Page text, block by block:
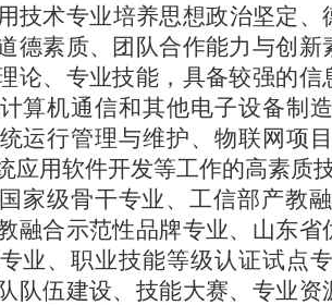
技术专业培养思想政治坚定
德素质、团队合作能力与创
论、专业技能，具备较强的
算机通信和其他电子设备制
运行管理与维护、物联网项
应用软件开发等工作的高素质
家级骨干专业、工信部产教
融合示范性品牌专业、山东
业、职业技能等级认证试点
队伍建设、技能大赛、专业资